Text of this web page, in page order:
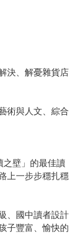
決、解憂雜貨店
術與人文、綜合
之壁」的最佳讀
上一步步穩扎穩
、國中讀者設計
子豐富、愉快的